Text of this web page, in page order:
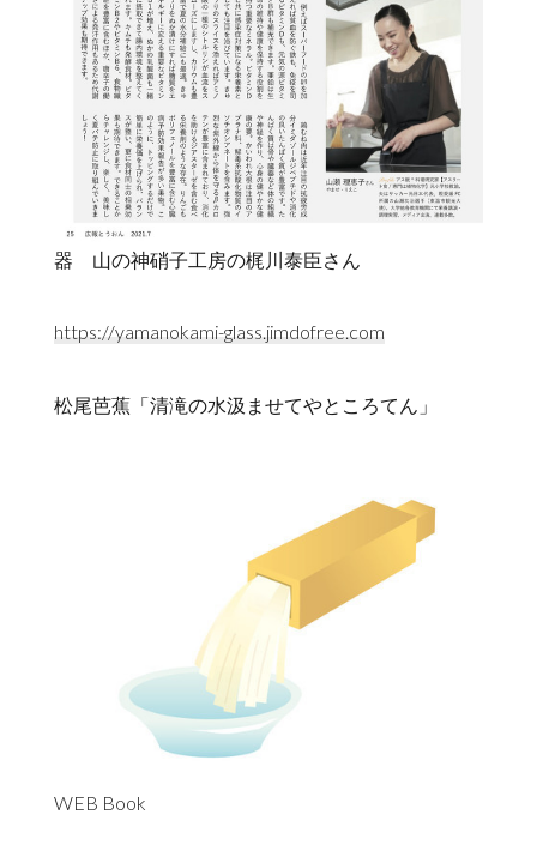
器 山の神硝子工房の梶川泰臣さん
https://yamanokami-glass.jimdofree.com
松尾芭蕉「清滝の水汲ませてやところてん」
WEB Book